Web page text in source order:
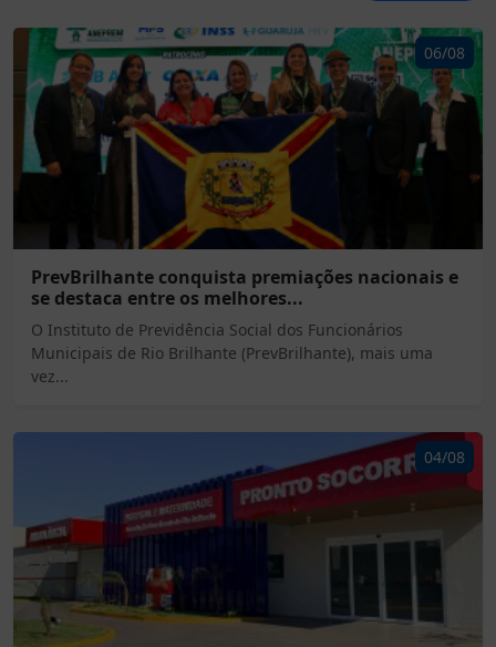
06/08
PrevBrilhante conquista premiações nacionais e
se destaca entre os melhores...
O Instituto de Previdência Social dos Funcionários
Municipais de Rio Brilhante (PrevBrilhante), mais uma
vez...
04/08